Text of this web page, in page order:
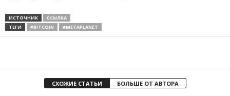
ИСТОЧНИК
ССЫЛКА
ТЕГИ
#BITCOIN #METAPLANET
СХОЖИЕ СТАТЬИ БОЛЬШЕ ОТ АВТОРА